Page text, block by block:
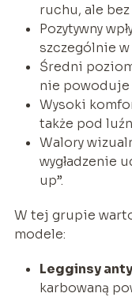
ruchu, ale
Pozytywny
szczególnie
Średni
nie powoduje
Wysoki
także pod
Walory
wygładzenie
up”.
W tej grupie
modele:
Legginsy
karbowaną